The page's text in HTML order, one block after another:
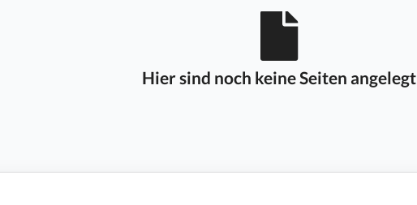
Hier sind noch keine Seiten angelegt